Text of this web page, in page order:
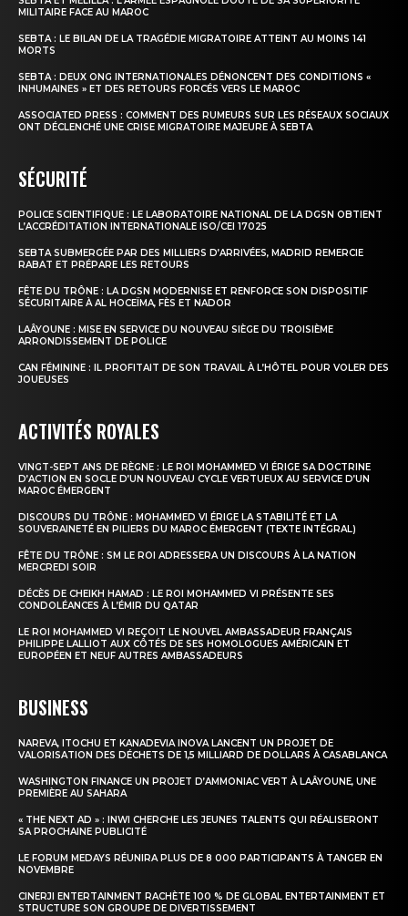
MILITAIRE FACE AU MAROC
SEBTA : LE BILAN DE LA TRAGÉDIE MIGRATOIRE ATTEINT AU MOINS 141
MORTS
SEBTA : DEUX ONG INTERNATIONALES DÉNONCENT DES CONDITIONS «
INHUMAINES » ET DES RETOURS FORCÉS VERS LE MAROC
ASSOCIATED PRESS : COMMENT DES RUMEURS SUR LES RÉSEAUX SOCIAUX
ONT DÉCLENCHÉ UNE CRISE MIGRATOIRE MAJEURE À SEBTA
SÉCURITÉ
POLICE SCIENTIFIQUE : LE LABORATOIRE NATIONAL DE LA DGSN OBTIENT
L’ACCRÉDITATION INTERNATIONALE ISO/CEI 17025
SEBTA SUBMERGÉE PAR DES MILLIERS D’ARRIVÉES, MADRID REMERCIE
RABAT ET PRÉPARE LES RETOURS
FÊTE DU TRÔNE : LA DGSN MODERNISE ET RENFORCE SON DISPOSITIF
SÉCURITAIRE À AL HOCEÏMA, FÈS ET NADOR
LAÂYOUNE : MISE EN SERVICE DU NOUVEAU SIÈGE DU TROISIÈME
ARRONDISSEMENT DE POLICE
CAN FÉMININE : IL PROFITAIT DE SON TRAVAIL À L’HÔTEL POUR VOLER DES
JOUEUSES
ACTIVITÉS ROYALES
VINGT-SEPT ANS DE RÈGNE : LE ROI MOHAMMED VI ÉRIGE SA DOCTRINE
D’ACTION EN SOCLE D’UN NOUVEAU CYCLE VERTUEUX AU SERVICE D’UN
MAROC ÉMERGENT
DISCOURS DU TRÔNE : MOHAMMED VI ÉRIGE LA STABILITÉ ET LA
SOUVERAINETÉ EN PILIERS DU MAROC ÉMERGENT (TEXTE INTÉGRAL)
FÊTE DU TRÔNE : SM LE ROI ADRESSERA UN DISCOURS À LA NATION
MERCREDI SOIR
DÉCÈS DE CHEIKH HAMAD : LE ROI MOHAMMED VI PRÉSENTE SES
CONDOLÉANCES À L’ÉMIR DU QATAR
LE ROI MOHAMMED VI REÇOIT LE NOUVEL AMBASSADEUR FRANÇAIS
PHILIPPE LALLIOT AUX CÔTÉS DE SES HOMOLOGUES AMÉRICAIN ET
EUROPÉEN ET NEUF AUTRES AMBASSADEURS
BUSINESS
NAREVA, ITOCHU ET KANADEVIA INOVA LANCENT UN PROJET DE
VALORISATION DES DÉCHETS DE 1,5 MILLIARD DE DOLLARS À CASABLANCA
WASHINGTON FINANCE UN PROJET D’AMMONIAC VERT À LAÂYOUNE, UNE
PREMIÈRE AU SAHARA
« THE NEXT AD » : INWI CHERCHE LES JEUNES TALENTS QUI RÉALISERONT
SA PROCHAINE PUBLICITÉ
LE FORUM MEDAYS RÉUNIRA PLUS DE 8 000 PARTICIPANTS À TANGER EN
NOVEMBRE
CINERJI ENTERTAINMENT RACHÈTE 100 % DE GLOBAL ENTERTAINMENT ET
STRUCTURE SON GROUPE DE DIVERTISSEMENT